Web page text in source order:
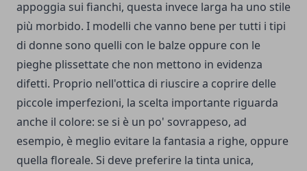
appoggia sui fianchi, questa invece larga ha uno stile
più morbido. I modelli che vanno bene per tutti i tipi
di donne sono quelli con le balze oppure con le
pieghe plissettate che non mettono in evidenza
difetti. Proprio nell'ottica di riuscire a coprire delle
piccole imperfezioni, la scelta importante riguarda
anche il colore: se si è un po' sovrappeso, ad
esempio, è meglio evitare la fantasia a righe, oppure
quella floreale. Si deve preferire la tinta unica,